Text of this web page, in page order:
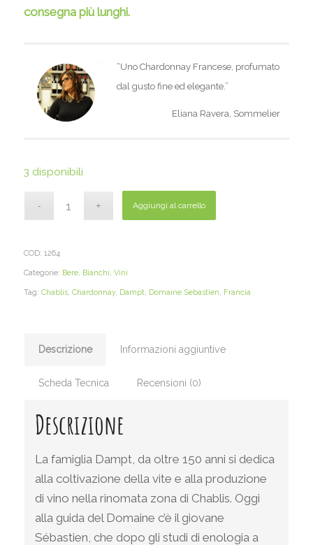
consegna più lunghi.
“Uno Chardonnay Francese, profumato
dal gusto fine ed elegante.”
Eliana Ravera, Sommelier
3 disponibili
Aggiungi al carrello
COD: 1264
Categorie: Bere, Bianchi, Vini
Tag: Chablis, Chardonnay, Dampt, Domaine Sebastien, Francia
Descrizione Informazioni aggiuntive
Scheda Tecnica Recensioni (0)
Descrizione
La famiglia Dampt, da oltre 150 anni si dedica
alla coltivazione della vite e alla produzione
di vino nella rinomata zona di Chablis. Oggi
alla guida del Domaine c’è il giovane
Sébastien, che dopo gli studi di enologia a